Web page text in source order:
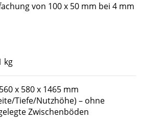
von 100 x 50 mm bei 4 mm
kg
x 580 x 1465 mm
Tiefe/Nutzhöhe) – ohne
Zwischenböden